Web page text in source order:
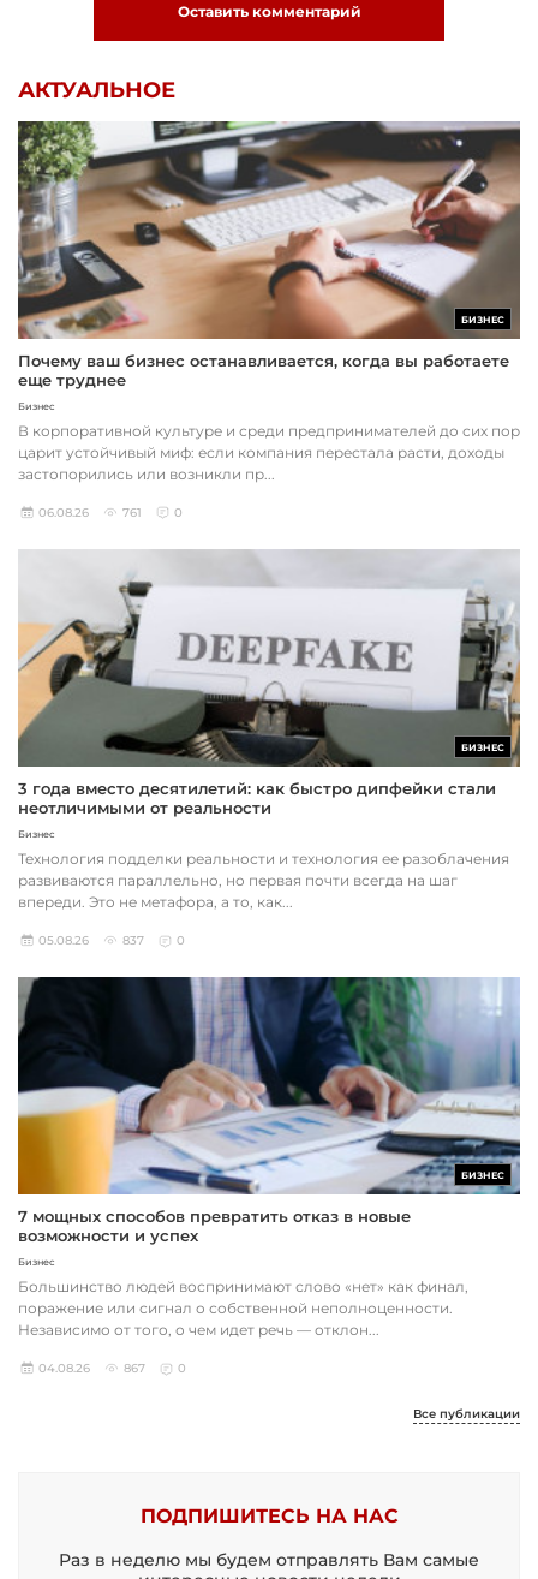
Оставить комментарий
АКТУАЛЬНОЕ
БИЗНЕС
Почему ваш бизнес останавливается, когда вы работаете
еще труднее
Бизнес
В корпоративной культуре и среди предпринимателей до сих пор
царит устойчивый миф: если компания перестала расти, доходы
застопорились или возникли пр...
06.08.26 761 0
БИЗНЕС
3 года вместо десятилетий: как быстро дипфейки стали
неотличимыми от реальности
Бизнес
Технология подделки реальности и технология ее разоблачения
развиваются параллельно, но первая почти всегда на шаг
впереди. Это не метафора, а то, как...
05.08.26 837 0
БИЗНЕС
7 мощных способов превратить отказ в новые
возможности и успех
Бизнес
Большинство людей воспринимают слово «нет» как финал,
поражение или сигнал о собственной неполноценности.
Независимо от того, о чем идет речь — отклон...
04.08.26 867 0
Все публикации
ПОДПИШИТЕСЬ НА НАС
Раз в неделю мы будем отправлять Вам самые